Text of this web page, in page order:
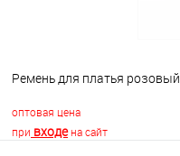
Ремень для платья розовый
оптовая цена
при входена сайт